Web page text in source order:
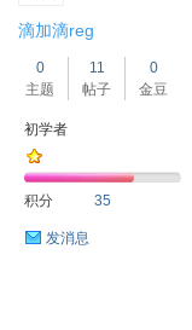
滴加滴reg
0
主题
11
帖子
0
金豆
初学者
积分 35
发消息